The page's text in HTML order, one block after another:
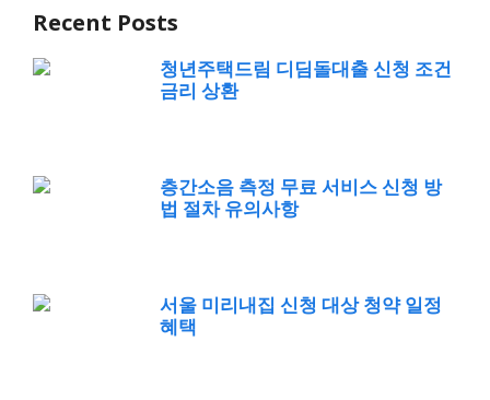
Recent Posts
청년주택드림 디딤돌대출 신청 조건
금리 상환
층간소음 측정 무료 서비스 신청 방
법 절차 유의사항
서울 미리내집 신청 대상 청약 일정
혜택